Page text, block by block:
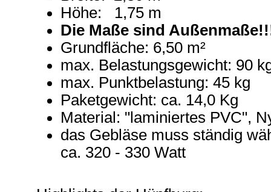
Höhe: 1,75 m
Die Maße sind
Grundfläche: 6,50 m²
max. Belastungsgewicht: 90
max. Punktbelastung: 45 kg
Paketgewicht: ca. 14,0 Kg
Material: "laminiertes PVC",
das Gebläse muss ständig
ca. 320 - 330 Watt